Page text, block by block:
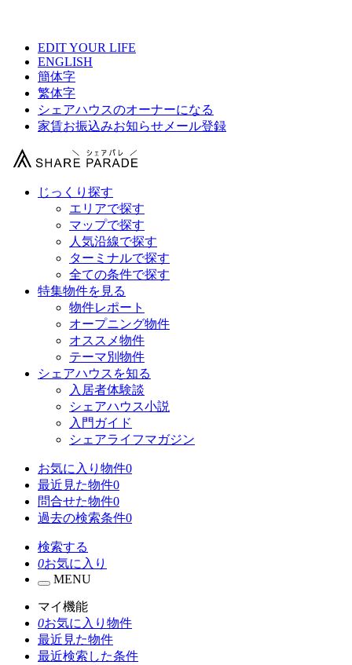
EDIT YOUR LIFE
ENGLISH
簡体字
繁体字
シェアハウスのオーナーになる
家賃お振込みお知らせメール登録
じっくり探す
エリアで探す
マップで探す
人気沿線で探す
ターミナルで探す
全ての条件で探す
特集物件を見る
物件レポート
オープニング物件
オススメ物件
テーマ別物件
シェアハウスを知る
入居者体験談
シェアハウス小説
入門ガイド
シェアライフマガジン
お気に入り物件0
最近見た物件0
問合せた物件0
過去の検索条件0
検索する
0お気に入り
MENU
マイ機能
0お気に入り物件
最近見た物件
最近検索した条件